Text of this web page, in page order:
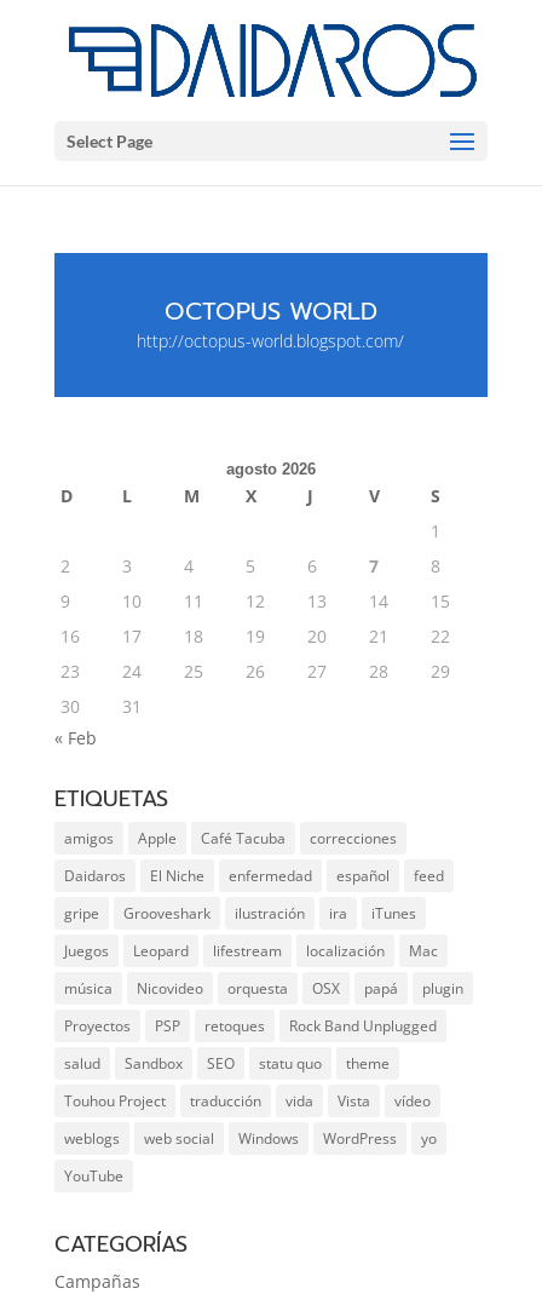
Select Page
OCTOPUS WORLD
http://octopus-world.blogspot.com/
agosto 2026
D L M X J V
S
1
2
3 4 5 6 7
8
9
10 11 12 13 14
15
16
17 18 19 20 21
22
23
24 25 26 27 28
29
30
31
« Feb
ETIQUETAS
amigos Apple Café Tacuba
correcciones
Daidaros
El Niche enfermedad español
feed
gripe
Grooveshark ilustración ira
iTunes
Juegos
Leopard lifestream localización
Mac
música
Nicovideo orquesta OSX papá
plugin
Proyectos
PSP retoques
Rock Band Unplugged
salud
Sandbox SEO statu quo
theme
Touhou Project
traducción vida Vista
vídeo
weblogs
web social Windows WordPress
yo
YouTube
CATEGORÍAS
Campañas